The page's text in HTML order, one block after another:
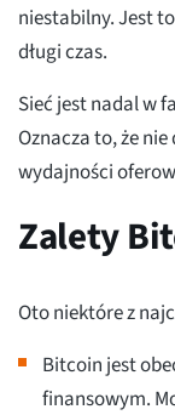
niestabilny. Jest
długi czas.
Sieć jest nadal w
Oznacza to, że
wydajności
Zalety
Oto niektóre z
Bitcoin jest
finansowym.